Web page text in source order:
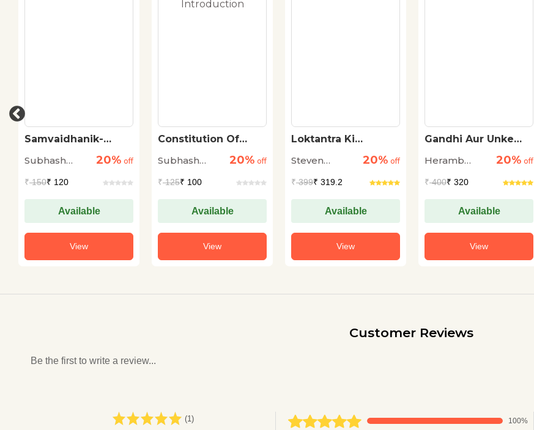
Samvaidhanik-
Subhash
20% off
₹150₹ 120
Available
View
Constitution Of
Introduction
Subhash
20% off
₹125₹ 100
Available
View
Loktantra Ki
Steven
20% off
₹399₹ 319.2
Available
View
Gandhi Aur Unke
Heramb
20% off
₹400₹ 320
Available
View
Customer Reviews
Be the first to write a review...
(1) 100%